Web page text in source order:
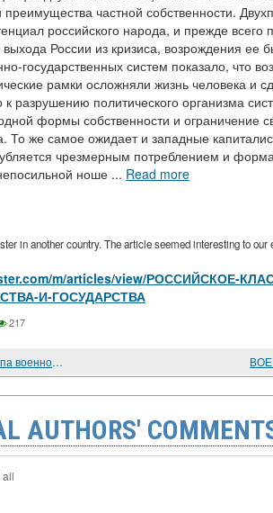
преимущества частной собственности.
российского народа, и прежде
России из кризиса, возрождения ее
государственных систем показало, что
рамки осложняли жизнь человека и
разрушению политического организма
формы собственности и ограничение
То же самое ожидает и западные
чрезмерным потреблением и
ноше ... Read more
in another country. The article seemed interesting to our
m/articles/view/РОССИЙСКОЕ-
И-ГОСУДАРСТВА
217
ОСОБЕННОСТИ современного этапа военной реформы и роль военнослужащих в ее успешном проведении.
AUTHORS'
all